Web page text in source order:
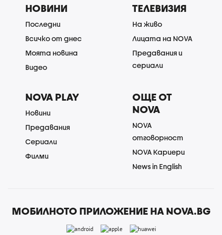
НОВИНИ
Последни
Всичко от днес
Моята новина
Видео
ТЕЛЕВИЗИЯ
На живо
Лицата на NOVA
Предавания и
сериали
NOVA PLAY
Новини
Предавания
Сериали
Филми
ОЩЕ ОТ
NOVA
NOVA
отговорност
NOVA Кариери
News in English
МОБИЛНОТО ПРИЛОЖЕНИЕ НА NOVA.BG